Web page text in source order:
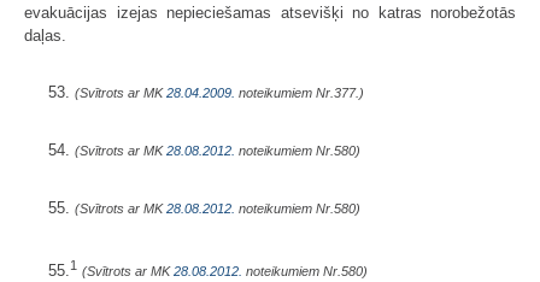
evakuācijas izejas nepieciešamas atsevišķi no katras norobežotās
daļas.
53. (Svītrots ar MK28.04.2009. noteikumiem Nr.377.)
54. (Svītrots ar MK28.08.2012. noteikumiem Nr.580)
55. (Svītrots ar MK28.08.2012. noteikumiem Nr.580)
55.1 (Svītrots ar MK28.08.2012. noteikumiem Nr.580)